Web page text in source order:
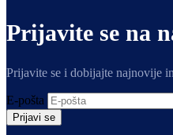
Prijavite se na
Prijavite se i dobijajte najnovije
E-pošta
Prijavi se